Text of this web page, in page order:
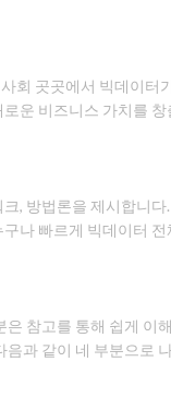
회 곳곳에서 빅데이터
운 비즈니스 가치를
, 방법론을 제시합니
나 빠르게 빅데이터
참고를 통해 쉽게 이
과 같이 네 부분으로